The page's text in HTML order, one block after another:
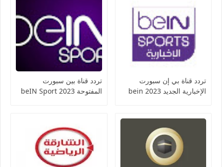
تردد قناة بي إن سبورت
الإخبارية الجديد 2023 bein
تردد قناة بين سبورت
المفتوحة 2023 beIN Sport